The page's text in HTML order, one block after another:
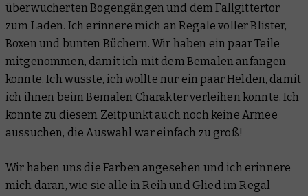
überwucherten Bogengängen und dem Fallgittertor
zum Laden. Ich erinnere mich an Regale voller Blister,
Boxen und bunten Büchern. Wir haben ein paar Teile
mitgenommen, damit ich mit dem Bemalen anfangen
konnte. Ich wusste, ich wollte nur ein paar Helden, damit
ich ihnen beim Bemalen Charakter verleihen konnte. Ich
konnte zu diesem Zeitpunkt auch noch keine Armee
aussuchen, die Auswahl war einfach zu groß!
Wir haben uns die Farben angesehen und ich erinnere
mich daran, wie sie alle in Reih und Glied im Regal